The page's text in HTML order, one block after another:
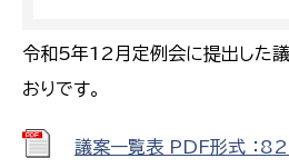
令和5年12月定例会に提出した議
おりです。
議案一覧表 PDF形式 ：